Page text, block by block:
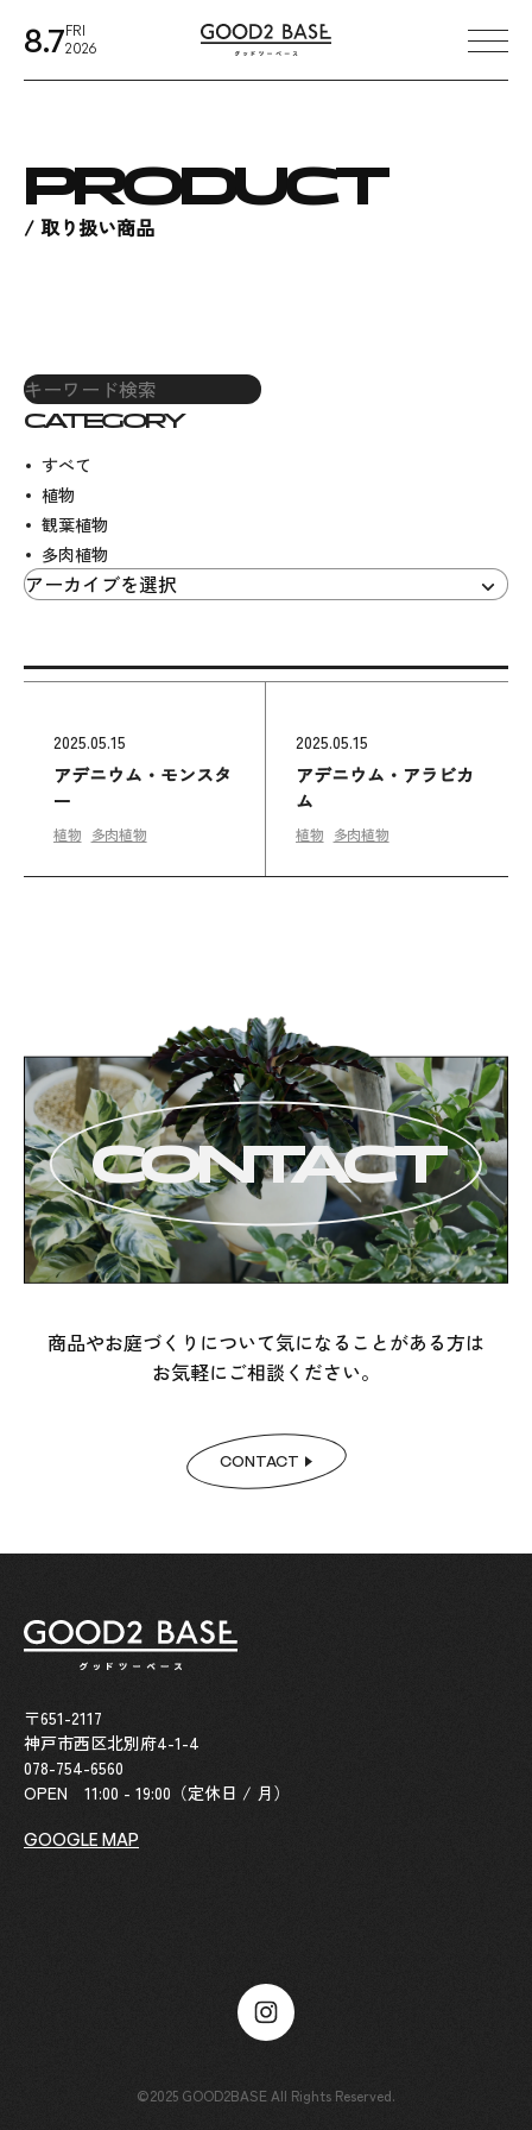
本文までスキップする
8.7FRI
2026
メ
PRODUCT
取り扱い商品
CATEGORY
すべて
植物
観葉植物
多肉植物
2025.05.15
アデニウム・モンスタ
ー
植物 多肉植物
2025.05.15
アデニウム・アラビカ
ム
植物 多肉植物
CONTACT
商品やお庭づくりについて気になることがある方は
お気軽にご相談ください。
CONTACT
〒651-2117
神戸市西区北別府4-1-4
078-754-6560
OPEN 11:00 - 19:00（定休日 / 月）
GOOGLE MAP
©2025 GOOD2BASE All Rights Reserved.
ONLINE STORE